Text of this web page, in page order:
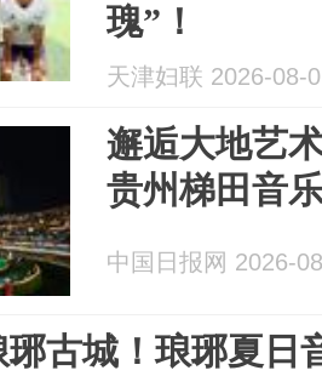
瑰”！
天津妇联 2026-08-
邂逅大地艺
贵州梯田音
中国日报网 2026-
琊古城！琅琊夏日